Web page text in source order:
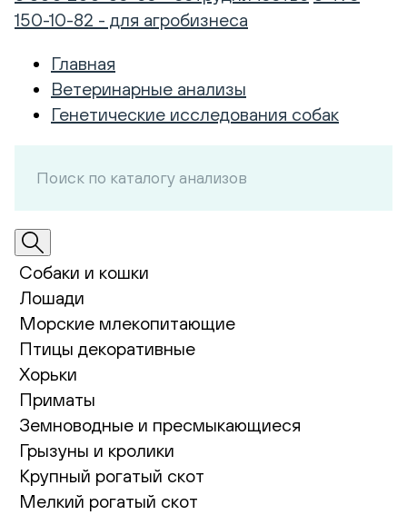
150-10-82 - для агробизнеса
Главная
Ветеринарные анализы
Генетические исследования собак
Собаки и кошки
Лошади
Морские млекопитающие
Птицы декоративные
Хорьки
Приматы
Земноводные и пресмыкающиеся
Грызуны и кролики
Крупный рогатый скот
Мелкий рогатый скот